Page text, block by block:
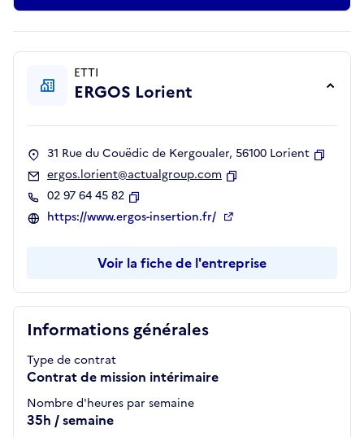
Informations générales
Type de contrat
Contrat de mission intérimaire
Nombre d'heures par semaine
35h / semaine
ETTI
ERGOS Lorient
31 Rue du Couëdic de Kergoualer, 56100 Lorient
ergos.lorient@actualgroup.com
02 97 64 45 82
Copier
https://www.ergos-insertion.fr/
Voir la fiche de l'entreprise